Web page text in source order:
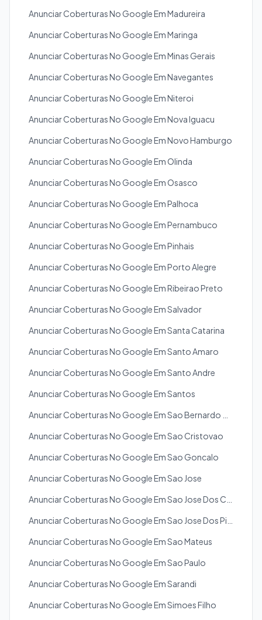
Anunciar Coberturas No Google Em Madureira
Anunciar Coberturas No Google Em Maringa
Anunciar Coberturas No Google Em Minas Gerais
Anunciar Coberturas No Google Em Navegantes
Anunciar Coberturas No Google Em Niteroi
Anunciar Coberturas No Google Em Nova Iguacu
Anunciar Coberturas No Google Em Novo Hamburgo
Anunciar Coberturas No Google Em Olinda
Anunciar Coberturas No Google Em Osasco
Anunciar Coberturas No Google Em Palhoca
Anunciar Coberturas No Google Em Pernambuco
Anunciar Coberturas No Google Em Pinhais
Anunciar Coberturas No Google Em Porto Alegre
Anunciar Coberturas No Google Em Ribeirao Preto
Anunciar Coberturas No Google Em Salvador
Anunciar Coberturas No Google Em Santa Catarina
Anunciar Coberturas No Google Em Santo Amaro
Anunciar Coberturas No Google Em Santo Andre
Anunciar Coberturas No Google Em Santos
Anunciar Coberturas No Google Em Sao Cristovao
Anunciar Coberturas No Google Em Sao Goncalo
Anunciar Coberturas No Google Em Sao Jose
Anunciar Coberturas No Google Em Sao Mateus
Anunciar Coberturas No Google Em Sao Paulo
Anunciar Coberturas No Google Em Sarandi
Anunciar Coberturas No Google Em Simoes Filho